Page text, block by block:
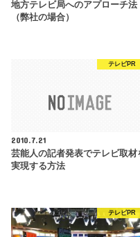
地方テレビ局へのアプローチ法
（弊社の場合）
テレビPR
2010.7.21
芸能人の記者発表でテレビ取材
実現する方法
テレビPR